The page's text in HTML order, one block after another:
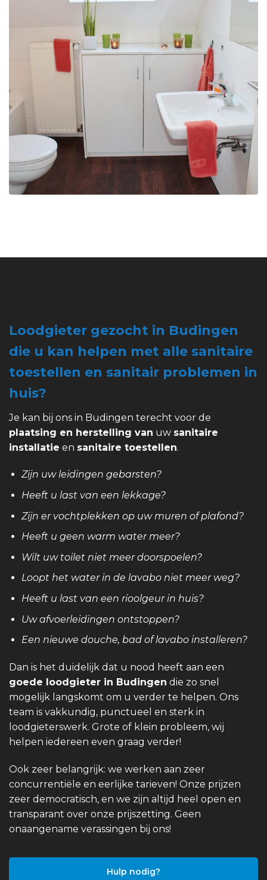
Loodgieter gezocht in Budingen
die u kan helpen met alle sanitaire
toestellen en sanitair problemen in
huis?
Je kan bij ons in Budingen terecht voor de
plaatsing en herstelling van uw sanitaire
installatie en sanitaire toestellen.
Zijn uw leidingen gebarsten?
Heeft u last van een lekkage?
Zijn er vochtplekken op uw muren of plafond?
Heeft u geen warm water meer?
Wilt uw toilet niet meer doorspoelen?
Loopt het water in de lavabo niet meer weg?
Heeft u last van een rioolgeur in huis?
Uw afvoerleidingen ontstoppen?
Een nieuwe douche, bad of lavabo installeren?
Dan is het duidelijk dat u nood heeft aan een
goede loodgieter in Budingen die zo snel
mogelijk langskomt om u verder te helpen. Ons
team is vakkundig, punctueel en sterk in
loodgieterswerk. Grote of klein probleem, wij
helpen iedereen even graag verder!
Ook zeer belangrijk: we werken aan zeer
concurrentiële en eerlijke tarieven! Onze prijzen
zeer democratisch, en we zijn altijd heel open en
transparant over onze prijszetting. Geen
onaangename verassingen bij ons!
Hulp nodig?